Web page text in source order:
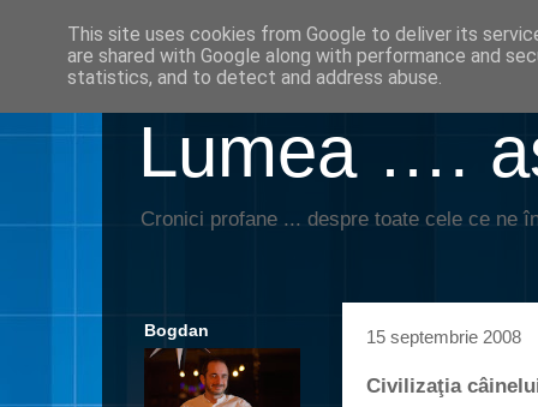
Lumea ….
Cronici profane ... despre toate cele ce ne
15 septembrie 2008
Civilizaţia
Bogdan
This site uses cookies from Google to deliver its
are shared with Google along with performance and
statistics, and to detect and address abuse.